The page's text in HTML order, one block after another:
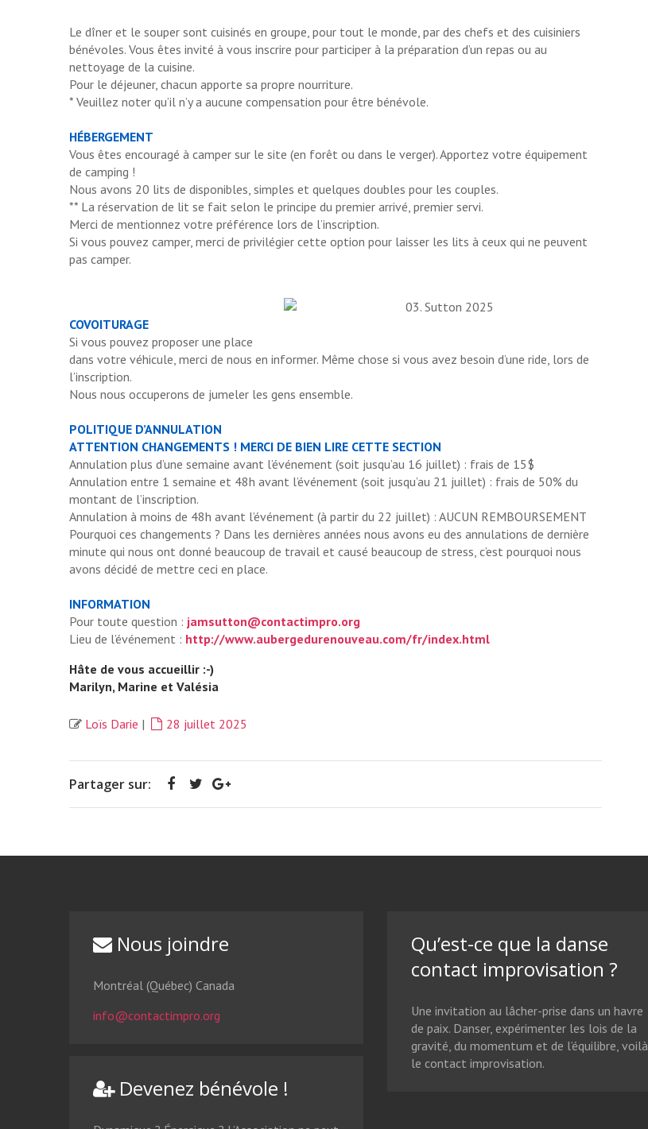
Le dîner et le souper sont cuisinés en groupe, pour tout le monde, par des chefs et des cuisiniers
bénévoles. Vous êtes invité à vous inscrire pour participer à la préparation d’un repas ou au
nettoyage de la cuisine.
Pour le déjeuner, chacun apporte sa propre nourriture.
* Veuillez noter qu’il n’y a aucune compensation pour être bénévole.
HÉBERGEMENT
Vous êtes encouragé à camper sur le site (en forêt ou dans le verger). Apportez votre équipement
de camping !
Nous avons 20 lits de disponibles, simples et quelques doubles pour les couples.
** La réservation de lit se fait selon le principe du premier arrivé, premier servi.
Merci de mentionnez votre préférence lors de l’inscription.
Si vous pouvez camper, merci de privilégier cette option pour laisser les lits à ceux qui ne peuvent
pas camper.
COVOITURAGE
Si vous pouvez proposer une place
dans votre véhicule, merci de nous en informer. Même chose si vous avez besoin d’une ride, lors de
l’inscription.
Nous nous occuperons de jumeler les gens ensemble.
POLITIQUE D’ANNULATION
ATTENTION CHANGEMENTS ! MERCI DE BIEN LIRE CETTE SECTION
Annulation plus d’une semaine avant l’événement (soit jusqu’au 16 juillet) : frais de 15$
Annulation entre 1 semaine et 48h avant l’événement (soit jusqu’au 21 juillet) : frais de 50% du
montant de l’inscription.
Annulation à moins de 48h avant l’événement (à partir du 22 juillet) : AUCUN REMBOURSEMENT
Pourquoi ces changements ? Dans les dernières années nous avons eu des annulations de dernière
minute qui nous ont donné beaucoup de travail et causé beaucoup de stress, c’est pourquoi nous
avons décidé de mettre ceci en place.
INFORMATION
Pour toute question : jamsutton@contactimpro.org
Lieu de l’événement : http://www.aubergedurenouveau.com/fr/index.html
Hâte de vous accueillir :-)
Marilyn, Marine et Valésia
Loïs Darie | 28 juillet 2025
Partager sur:
Nous joindre
Montréal (Québec) Canada
info@contactimpro.org
Devenez bénévole !
Qu’est-ce que la danse
contact improvisation ?
Une invitation au lâcher-prise dans un havre
de paix. Danser, expérimenter les lois de la
gravité, du momentum et de l’équilibre, voilà
le contact improvisation.